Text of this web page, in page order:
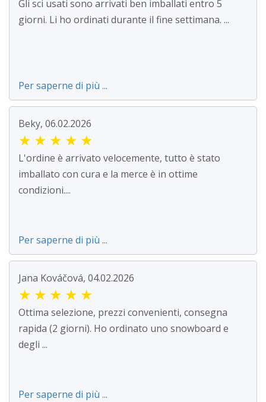
Gli sci usati sono arrivati ben imballati entro 5
giorni. Li ho ordinati durante il fine settimana. ...
Per saperne di più ...
Beky, 06.02.2026
★ ★ ★ ★ ★
L'ordine è arrivato velocemente, tutto è stato
imballato con cura e la merce è in ottime
condizioni....
Per saperne di più ...
Jana Kováčová, 04.02.2026
★ ★ ★ ★ ★
Ottima selezione, prezzi convenienti, consegna
rapida (2 giorni). Ho ordinato uno snowboard e
degli ...
Per saperne di più ...